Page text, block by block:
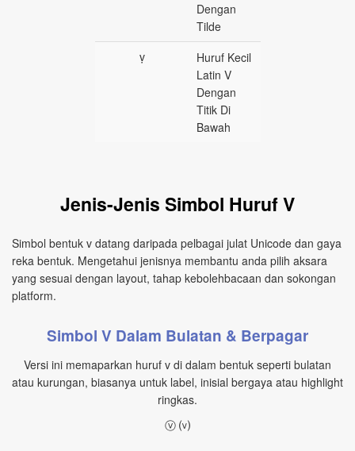
Dengan
Tilde
ṿ
Huruf Kecil
Latin V
Dengan
Titik Di
Bawah
Jenis-Jenis Simbol Huruf V
Simbol bentuk v datang daripada pelbagai julat Unicode dan gaya
reka bentuk. Mengetahui jenisnya membantu anda pilih aksara
yang sesuai dengan layout, tahap kebolehbacaan dan sokongan
platform.
Simbol V Dalam Bulatan & Berpagar
Versi ini memaparkan huruf v di dalam bentuk seperti bulatan
atau kurungan, biasanya untuk label, inisial bergaya atau highlight
ringkas.
ⓥ ⒱